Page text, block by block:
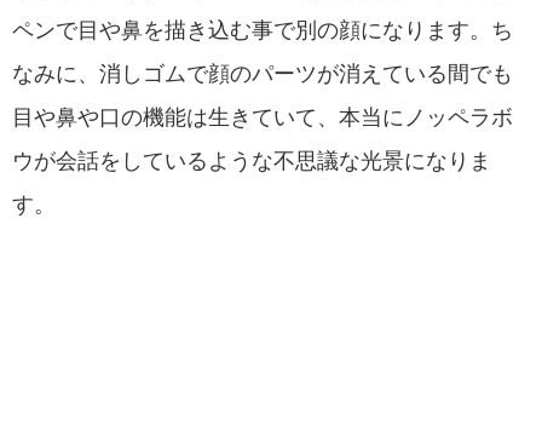
ペンで目や鼻を描き込む事で別の顔になります。ち
なみに、消しゴムで顔のパーツが消えている間でも
目や鼻や口の機能は生きていて、本当にノッペラボ
ウが会話をしているような不思議な光景になりま
す。